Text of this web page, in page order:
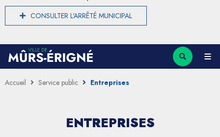
CONSULTER L'ARRÊTÉ MUNICIPAL
Accueil Service public Entreprises
ENTREPRISES